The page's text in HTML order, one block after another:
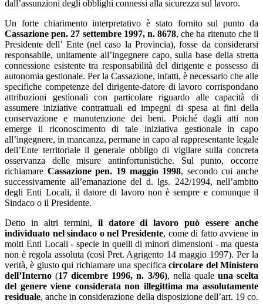
dall’assunzioni degli obblighi connessi alla sicurezza sul lavoro.
Un forte chiarimento interpretativo è stato fornito sul punto da
Cassazione pen. 27 settembre 1997, n. 8678, che ha ritenuto che il
Presidente dell’ Ente (nel caso la Provincia), fosse da considerarsi
responsabile, unitamente all’ingegnere capo, sulla base della stretta
connessione esistente tra responsabilità del dirigente e possesso di
autonomia gestionale. Per la Cassazione, infatti, è necessario che alle
specifiche competenze del dirigente-datore di lavoro corrispondano
attribuzioni gestionali con particolare riguardo alle capacità di
assumere iniziative contrattuali ed impegni di spesa ai fini della
conservazione e manutenzione dei beni. Poiché dagli atti non
emerge il riconoscimento di tale iniziativa gestionale in capo
all’ingegnere, in mancanza, permane in capo al rappresentante legale
dell’Ente territoriale il generale obbligo di vigilare sulla concreta
osservanza delle misure antinfortunistiche. Sul punto, occorre
richiamare Cassazione pen. 19 maggio 1998, secondo cui anche
successivamente all’emanazione del d. lgs. 242/1994, nell’ambito
degli Enti Locali, il datore di lavoro non è sempre e comunque il
Sindaco o il Presidente.
Detto in altri termini, il datore di lavoro può essere anche
individuato nel sindaco o nel Presidente, come di fatto avviene in
molti Enti Locali - specie in quelli di minori dimensioni - ma questa
non è regola assoluta (così Pret. Agrigento 14 maggio 1997). Per la
verità, è giusto qui richiamare una specificacircolare del Ministero
dell’Interno (17 dicembre 1996, n. 3/96), nella quale una scelta
del genere viene considerata non illegittima ma assolutamente
residuale, anche in considerazione della disposizione dell’art. 19 co.